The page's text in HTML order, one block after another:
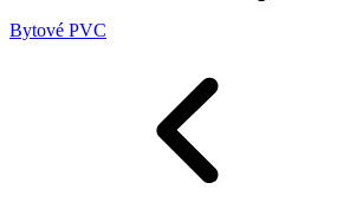
Bytové PVC